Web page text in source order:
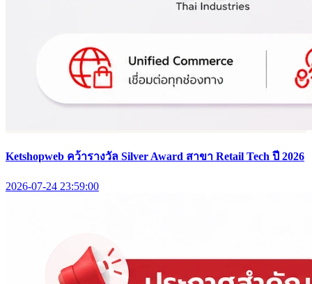
Ketshopweb คว้ารางวัล Silver Award สาขา Retail Tech ปี 2026
2026-07-24 23:59:00